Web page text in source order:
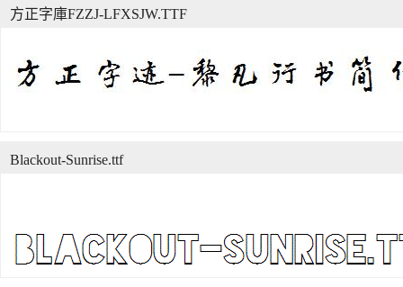
方正字庫FZZJ-LFXSJW.TTF
Blackout-Sunrise.ttf